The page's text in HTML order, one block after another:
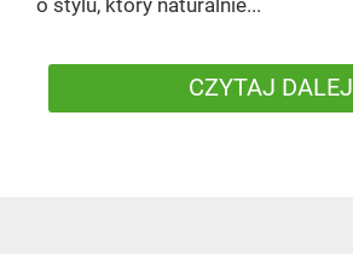
CZYTAJ DALEJ